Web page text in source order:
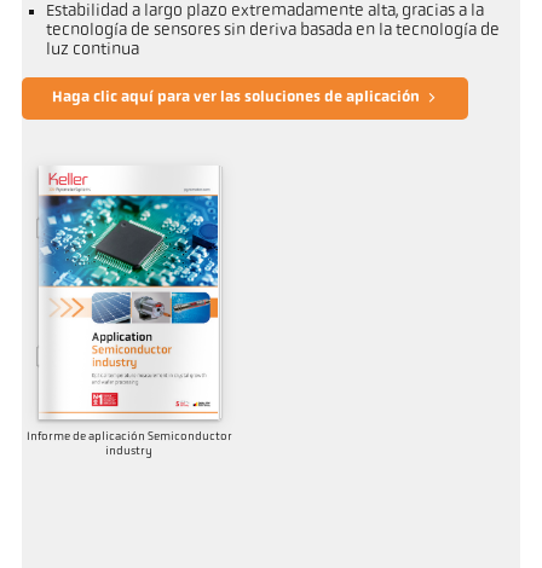
Estabilidad a largo plazo extremadamente alta, gracias a la
tecnología de sensores sin deriva basada en la tecnología de
luz continua
Haga clic aquí para ver las soluciones de aplicación
Informe de aplicación Semiconductor
industry